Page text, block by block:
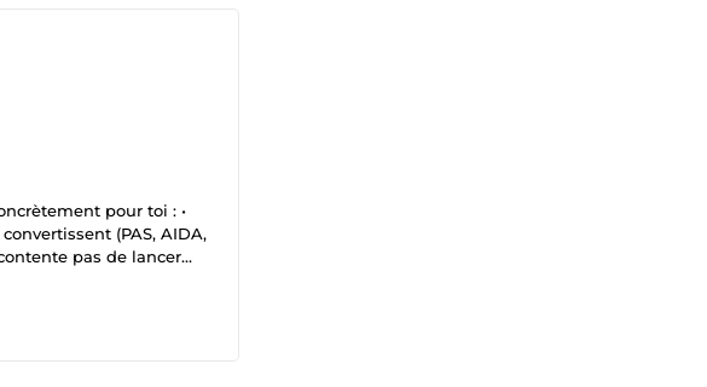
pour toi : •
(PAS, AIDA,
pas de lancer
— pour maximiser
absolue 📩